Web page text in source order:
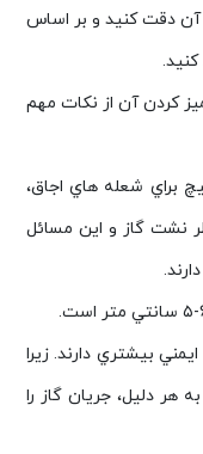
آن دقت كنيد و بر اساس
كنيد.
كردن آن از نكات مهم
براي شعله هاي اجاق،
نشت گاز و اين مسائل
بيشتري دارند. زيرا
دليل، جريان گاز را